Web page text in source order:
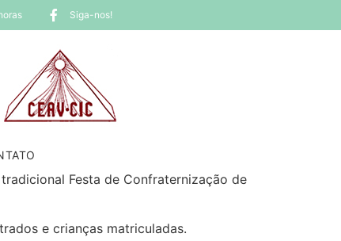
Siga-nos!
Festa de Confraternização de
e crianças matriculadas.